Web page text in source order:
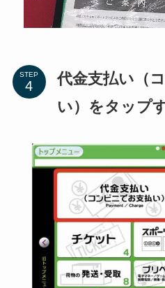
STEP
代金支払い（
い）をタップ